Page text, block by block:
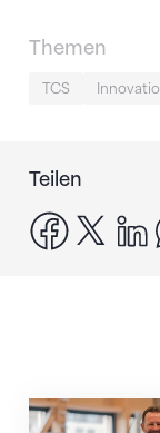
Themen
TCS
Teilen
facebook
x
STV, Ochsner